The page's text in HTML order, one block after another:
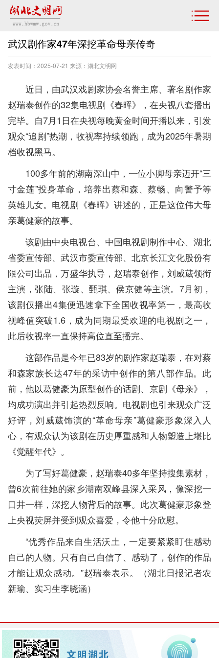
武汉剧作家47年深挖革命母亲传奇
发表时间：2025-07-21 来源：湖北文明网
近日，由武汉戏剧家协会名誉主席、著名剧作家
赵瑞泰创作的32集电视剧《春晖》，在央视八套播出
完毕。自7月1日在央视每晚黄金时间开播以来，引发
观众“追剧”热潮，收视率持续领跑，成为2025年暑期
档收视黑马。
100多年前的湖南深山中，一位小脚母亲迈开“三
寸金莲”投身革命，培养出蔡和森、蔡畅、向警予等
英雄儿女。电视剧《春晖》讲述的，正是这位伟大母
亲葛健豪的故事。
该剧由中央电视台、中国电视剧制作中心、湖北
省委宣传部、武汉市委宣传部、北京长江文化股份有
限公司出品，万盛华执导，赵瑞泰创作，刘威葳领衔
主演，张陆、张璇、甄琪、侯京健等主演。7月初，
该剧仅播出4集便迅速拿下全国收视率第一，最高收
视峰值突破1.6，成为同期最受欢迎的电视剧之一，
此后收视率一直保持高位直至播完。
这部作品是今年已83岁的剧作家赵瑞泰，在对蔡
和森家族长达47年的采访中创作的第八部作品。此
前，他以葛健豪为原型创作的话剧、京剧《母亲》，
均成功演出并引起热烈反响。电视剧也引来观众广泛
好评，刘威葳饰演的“革命母亲”葛健豪形象深入人
心，有观众认为该剧在历史厚重感和人物塑造上堪比
《觉醒年代》。
为了写好葛健豪，赵瑞泰40多年坚持搜集素材，
曾6次前往她的家乡湖南双峰县深入采风，像深挖一
口井一样，深挖人物背后的故事。此次葛健豪形象登
上央视荧屏并受到观众喜爱，令他十分欣慰。
“优秀作品来自生活沃土，一定要紧紧盯住感动
自己的人物。只有自己自信了、感动了，创作的作品
才能让观众感动。”赵瑞泰表示。（湖北日报记者农
新瑜、实习生李晓涵）